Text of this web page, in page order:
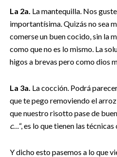
La 2a. La mantequilla. Nos
importantísima. Quizás no sea
comerse un buen cocido, sin la
como que no es lo mismo. La
higos a brevas pero como dios
La 3a. La cocción. Podrá
que te pego removiendo el
que nuestro risotto pase de
c…“, es lo que tienen las
Y dicho esto pasemos a lo que